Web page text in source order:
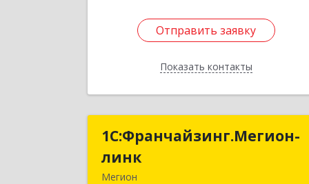
Отправить заявку
Показать контакты
Отправить заявку
Назад
1С:Франчайзинг.Мегион-
линк
Мегион
1С:Франчайзинг.Мегион-